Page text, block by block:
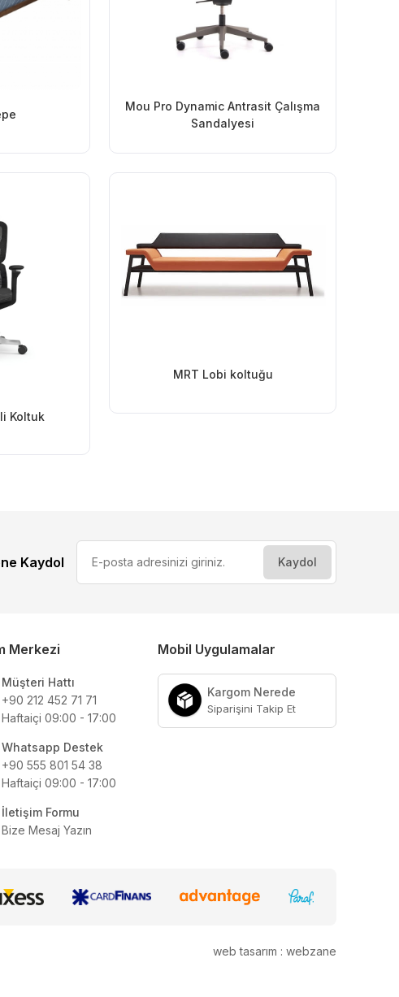
Mou Pro Dynamic Antrasit Çalışma
Sandalyesi
Koltuk
MRT Lobi koltuğu
Kaydol
Merkezi
Müşteri Hattı
+90 212 452 71 71
Haftaiçi 09:00 - 17:00
Whatsapp Destek
+90 555 801 54 38
Haftaiçi 09:00 - 17:00
İletişim Formu
Bize Mesaj Yazın
Mobil Uygulamalar
Kargom Nerede
Siparişini Takip Et
web tasarım : webzane